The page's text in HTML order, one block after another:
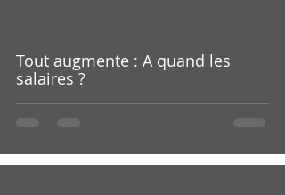
Tout augmente : A quand les
salaires ?